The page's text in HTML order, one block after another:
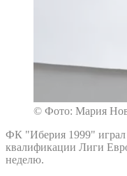
© Фото: Мария
ФК "Иберия 1999" играл
квалификации Лиги
неделю.